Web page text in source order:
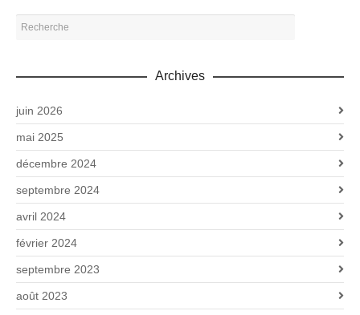
Archives
juin 2026
mai 2025
décembre 2024
septembre 2024
avril 2024
février 2024
septembre 2023
août 2023